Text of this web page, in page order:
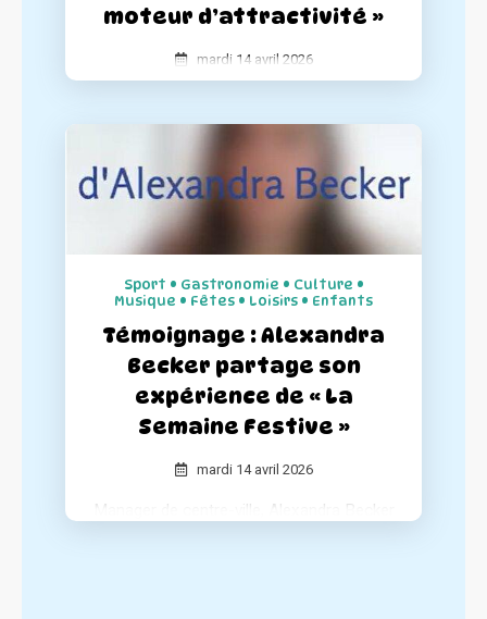
moteur d’attractivité »
mardi 14 avril 2026
conférence « La fête comme stratégie :
d’attractivité » donné par La Fédération
Nationales des Centres Villes. Retour sur
les chiffres clés qui prouvent que
rentable pour les communes.
Sport • Gastronomie • Culture •
Musique • Fêtes • Loisirs • Enfants
Témoignage : Alexandra
Becker partage son
expérience de « La
Semaine Festive »
mardi 14 avril 2026
Manager de centre-ville, Alexandra Becker